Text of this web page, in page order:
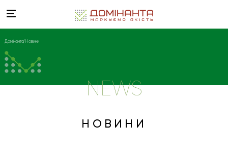
Домінанта Новини
NEWS
НОВИНИ